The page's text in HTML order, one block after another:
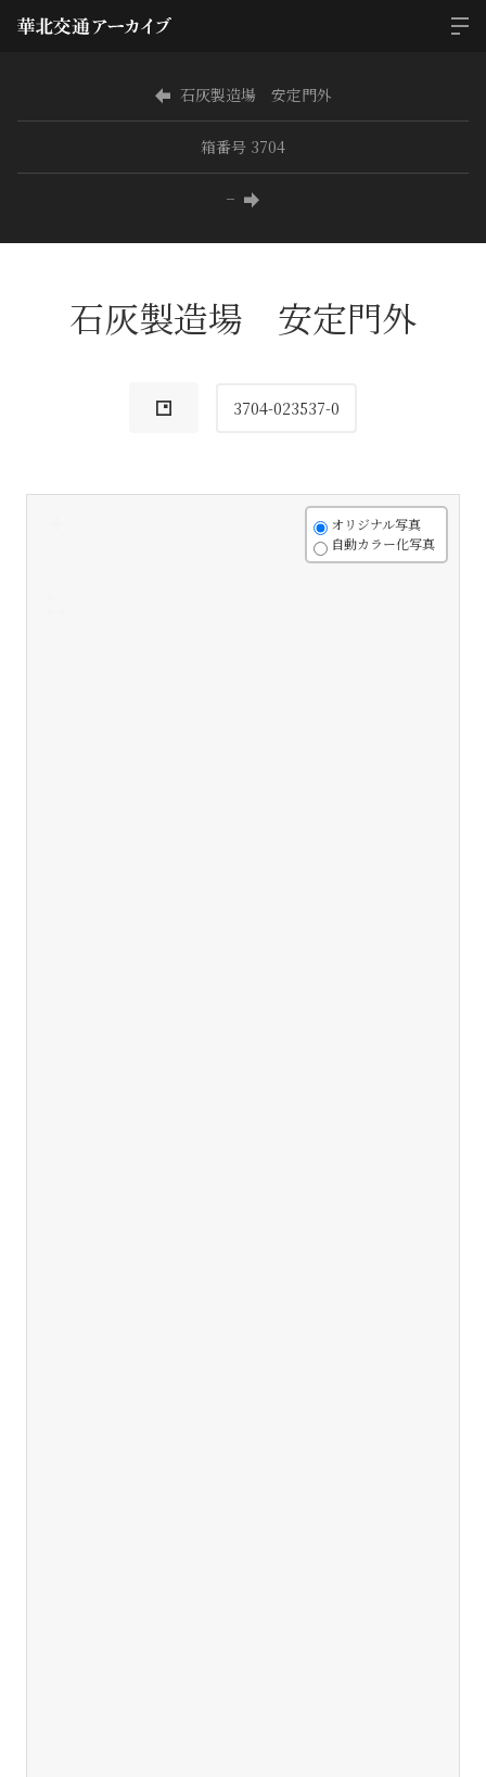
石灰製造場 安定門外
箱番号 3704
−
石灰製造場 安定門外
3704-023537-0
オリジナル写真
自動カラー化写真